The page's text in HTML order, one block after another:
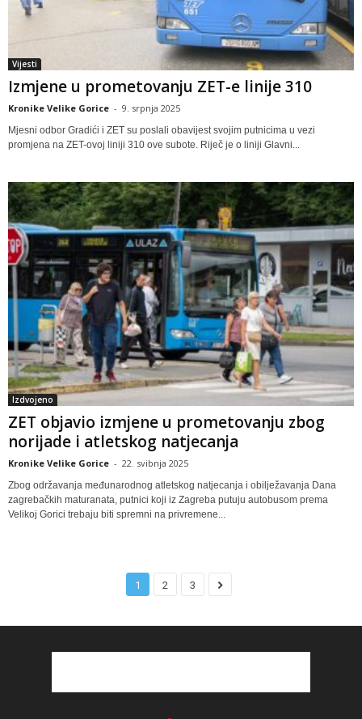
Vijesti
Izmjene u prometovanju ZET-e linije 310
Kronike Velike Gorice - 9. srpnja 2025
Mjesni odbor Gradići i ZET su poslali obavijest svojim putnicima u vezi
promjena na ZET-ovoj liniji 310 ove subote. Riječ je o liniji Glavni...
Izdvojeno
ZET objavio izmjene u prometovanju zbog
norijade i atletskog natjecanja
Kronike Velike Gorice - 22. svibnja 2025
Zbog održavanja međunarodnog atletskog natjecanja i obilježavanja Dana
zagrebačkih maturanata, putnici koji iz Zagreba putuju autobusom prema
Velikoj Gorici trebaju biti spremni na privremene...
1 2 3